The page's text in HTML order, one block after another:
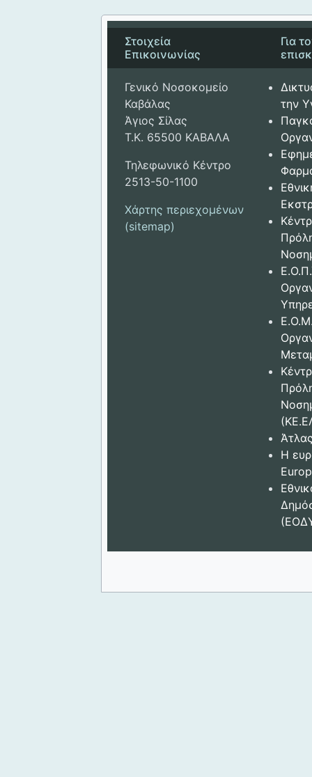
Στοιχεία
Επικοινωνίας
Γενικό Νοσοκομείο
Καβάλας
Άγιος Σίλας
Τ.Κ. 65500 ΚΑΒΑΛΑ
Τηλεφωνικό Κέντρο
2513-50-1100
Χάρτης περιεχομένων
(sitemap)
Για
την
Η